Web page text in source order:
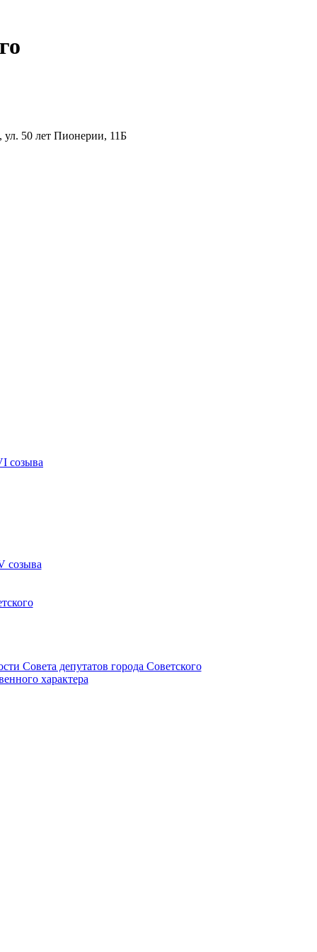
50 лет Пионерии, 11Б
созыва
созыва
Совета депутатов города Советского
характера